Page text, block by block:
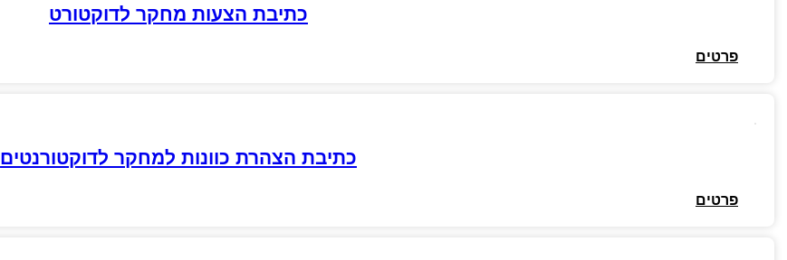
כתיבת הצעות מחקר לדוקטורט
פרטים
כתיבת הצהרת כוונות למחקר לדוקטורנטים
פרטים